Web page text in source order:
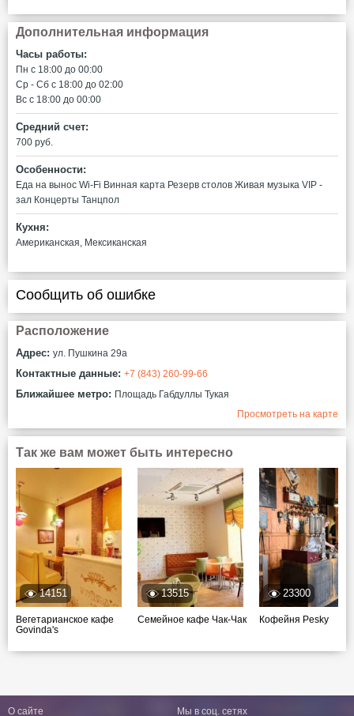
Дополнительная информация
Часы работы:
Пн c 18:00 до 00:00
Ср - Сб c 18:00 до 02:00
Вс c 18:00 до 00:00
Средний счет:
700 руб.
Особенности:
Еда на вынос Wi-Fi Винная карта Резерв столов Живая музыка VIP -
зал Концерты Танцпол
Кухня:
Американская, Мексиканская
Сообщить об ошибке
Расположение
Адрес: ул. Пушкина 29а
Контактные данные: +7 (843) 260-99-66
Ближайшее метро: Площадь Габдуллы Тукая
Просмотреть на карте
Так же вам может быть интересно
14151
Вегетарианское кафе
Govinda's
13515
Семейное кафе Чак-Чак
23300
Кофейня Pesky
О сайте Мы в соц. сетях